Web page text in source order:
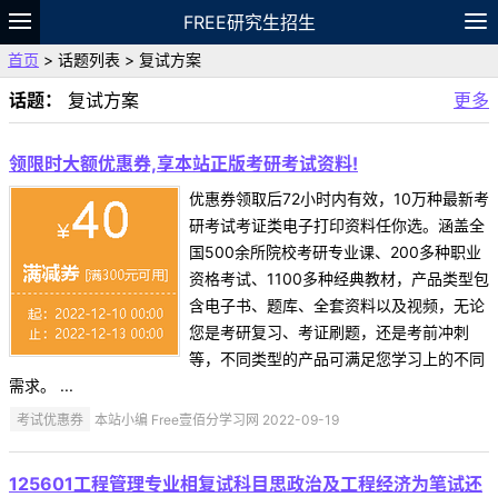
FREE研究生招生
题库
故事 专题
VIP
资料
首页 > 话题列表 > 复试方案
话题： 复试方案 更多
领限时大额优惠券,享本站正版考研考试资料!
优惠券领取后72小时内有效，10万种最新考
研考试考证类电子打印资料任你选。涵盖全
国500余所院校考研专业课、200多种职业
资格考试、1100多种经典教材，产品类型包
含电子书、题库、全套资料以及视频，无论
您是考研复习、考证刷题，还是考前冲刺
等，不同类型的产品可满足您学习上的不同
需求。 ...
考试优惠券 本站小编 Free壹佰分学习网 2022-09-19
125601工程管理专业相复试科目思政治及工程经济为笔试还